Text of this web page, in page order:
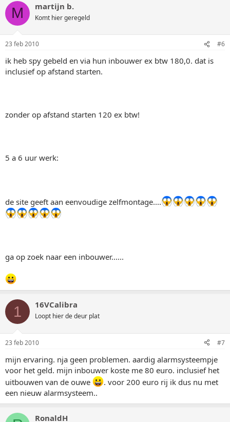
M martijn b.
Komt hier geregeld
23 feb 2010 #6
ik heb spy gebeld en via hun inbouwer ex btw 180,0. dat is
inclusief op afstand starten.
zonder op afstand starten 120 ex btw!
5 a 6 uur werk:
de site geeft aan eenvoudige zelfmontage....
ga op zoek naar een inbouwer......
1 16VCalibra
Loopt hier de deur plat
23 feb 2010 #7
mijn ervaring. nja geen problemen. aardig alarmsysteempje
voor het geld. mijn inbouwer koste me 80 euro. inclusief het
uitbouwen van de ouwe
. voor 200 euro rij ik dus nu met
een nieuw alarmsysteem..
RonaldH